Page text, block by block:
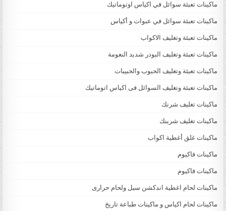
ماكينات تعبئة سوائل في اكياس اوتوماتيك
ماكينات تعبئة سوائل في عبوات و أكياس
ماكينات تعبئة وتغليف الاكواب
ماكينات تعبئة وتغليف البودر شديد النعومة
ماكينات تعبئة وتغليف الحبوب والحبيبات
ماكينات تعبئة وتغليف السوائل فى اكياس اتوماتيك
ماكينات تغليف شرنك
ماكينات تغليف شرينك
ماكينات غلق أغطية اكواب
ماكينات فاكيوم
ماكينات فاكيوم
ماكينات لحام اغطية اندكشن سيل ولحام حرارى
ماكينات لحام اكياس و ماكينات طباعة تاريخ